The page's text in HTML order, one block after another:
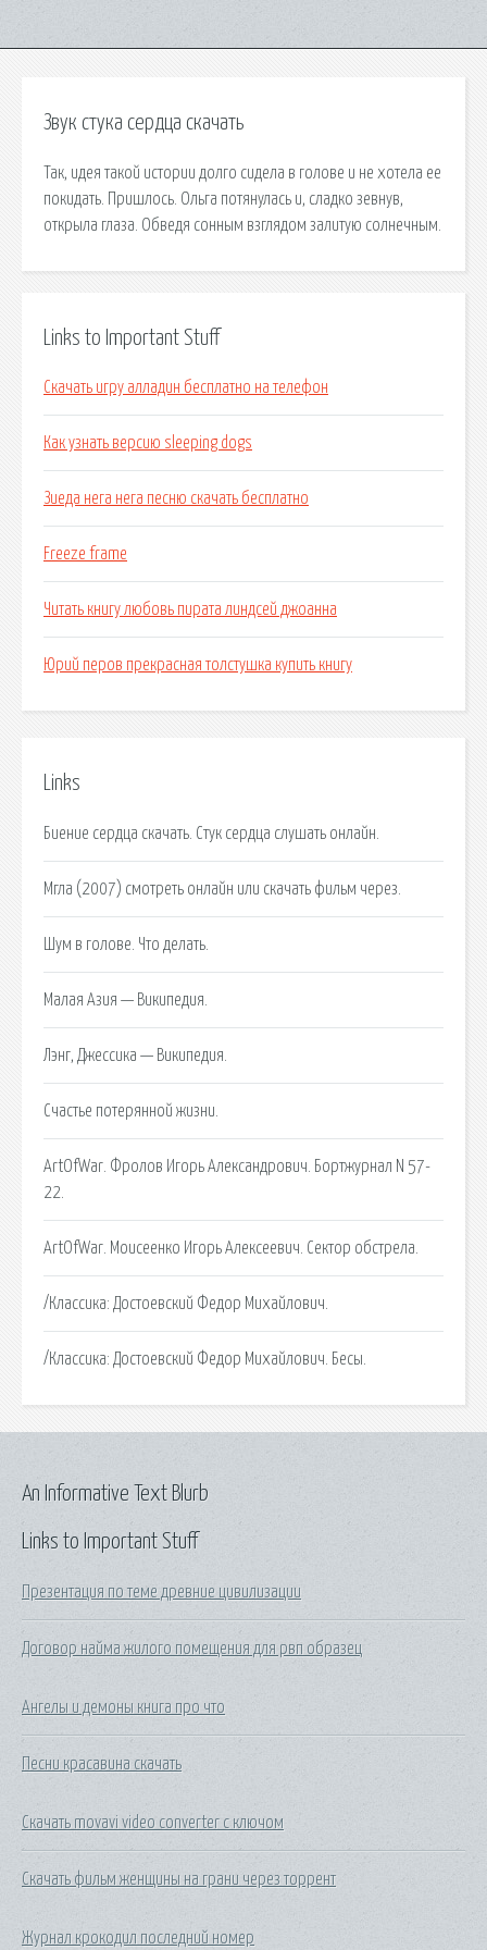
Звук стука сердца скачать
Так, идея такой истории долго сидела в голове и не хотела ее
покидать. Пришлось. Ольга потянулась и, сладко зевнув,
открыла глаза. Обведя сонным взглядом залитую солнечным.
Links to Important Stuff
Скачать игру алладин бесплатно на телефон
Как узнать версию sleeping dogs
Зиеда нега нега песню скачать бесплатно
Freeze frame
Читать книгу любовь пирата линдсей джоанна
Юрий перов прекрасная толстушка купить книгу
Links
Биение сердца скачать. Стук сердца слушать онлайн.
Мгла (2007) смотреть онлайн или скачать фильм через.
Шум в голове. Что делать.
Малая Азия — Википедия.
Лэнг, Джессика — Википедия.
Счастье потерянной жизни.
ArtOfWar. Фролов Игорь Александрович. Бортжурнал N 57-
22.
ArtOfWar. Моисеенко Игорь Алексеевич. Сектор обстрела.
/Классика: Достоевский Федор Михайлович.
/Классика: Достоевский Федор Михайлович. Бесы.
Links to Important Stuff
Презентация по теме древние цивилизации
Договор найма жилого помещения для рвп образец
Ангелы и демоны книга про что
Песни красавина скачать
Скачать movavi video converter c ключом
Скачать фильм женщины на грани через торрент
Журнал крокодил последний номер
An Informative Text Blurb